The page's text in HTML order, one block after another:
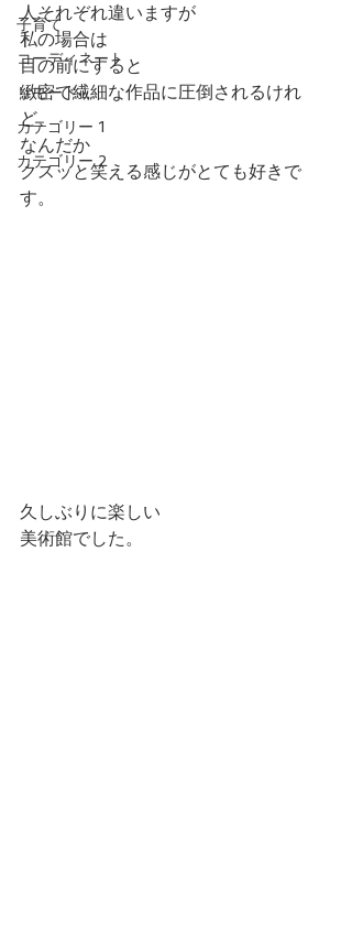
子育て
コーディネート
リモード
カテゴリー 1
カテゴリー 2
人それぞれ違いますが
私の場合は
目の前にすると
緻密で繊細な作品に圧倒されるけれ
ど、
なんだか
クスッと笑える感じがとても好きで
す。
久しぶりに楽しい
美術館でした。